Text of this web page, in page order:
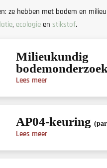
ze hebben met bodem en
, ecologie en stikstof.
Milieukundig
Lees meer
AP04-keuring
Lees meer